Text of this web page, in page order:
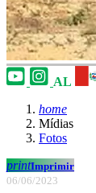
AL
home
Mídias
Fotos
printImprimir
06/06/2023